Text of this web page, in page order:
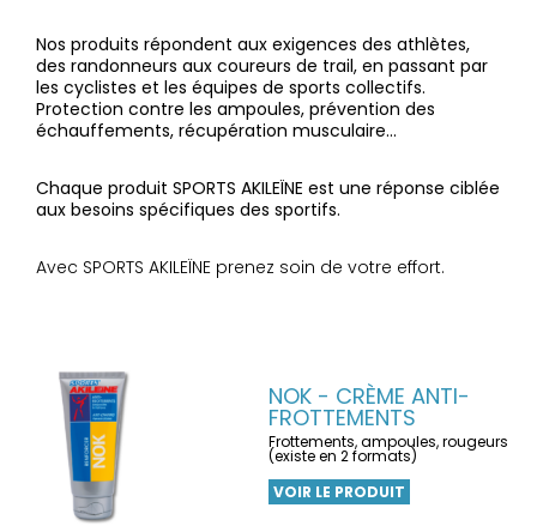
Nos produits répondent aux exigences des athlètes,
des randonneurs aux coureurs de trail, en passant par
les cyclistes et les équipes de sports collectifs.
Protection contre les ampoules, prévention des
échauffements, récupération musculaire…
Chaque produit SPORTS AKILEÏNE est une réponse ciblée
aux besoins spécifiques des sportifs.
Avec SPORTS AKILEÏNE prenez soin de votre effort.
NOK - CRÈME ANTI-
FROTTEMENTS
Frottements, ampoules, rougeurs
(existe en 2 formats)
VOIR LE PRODUIT